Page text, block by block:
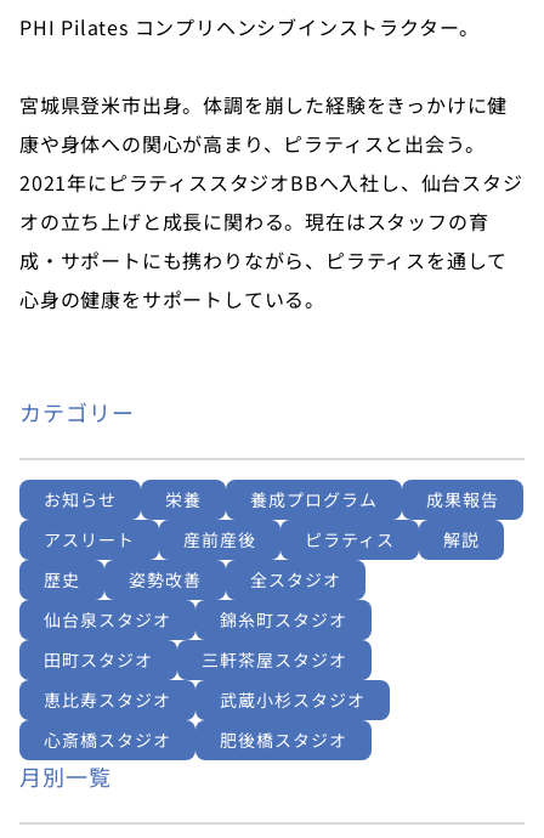
PHI Pilates コンプリヘンシブインストラクター。
宮城県登米市出身。体調を崩した経験をきっかけに健
康や身体への関心が高まり、ピラティスと出会う。
2021年にピラティススタジオBBへ入社し、仙台スタジ
オの立ち上げと成長に関わる。現在はスタッフの育
成・サポートにも携わりながら、ピラティスを通して
心身の健康をサポートしている。
カテゴリー
お知らせ 栄養 養成プログラム
成果報告
アスリート
産前産後 ピラティス
解説
歴史
姿勢改善
全スタジオ
仙台泉スタジオ
錦糸町スタジオ
田町スタジオ
三軒茶屋スタジオ
恵比寿スタジオ
武蔵小杉スタジオ
心斎橋スタジオ
肥後橋スタジオ
月別一覧